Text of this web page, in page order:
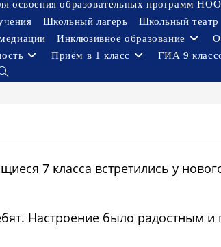
освоения образовательных программ
Школьный лагерь Школьный театр
Инклюзивное образование
Приём в 1 класс ГИА 9
7 класса встретились у
Настроение было радостным